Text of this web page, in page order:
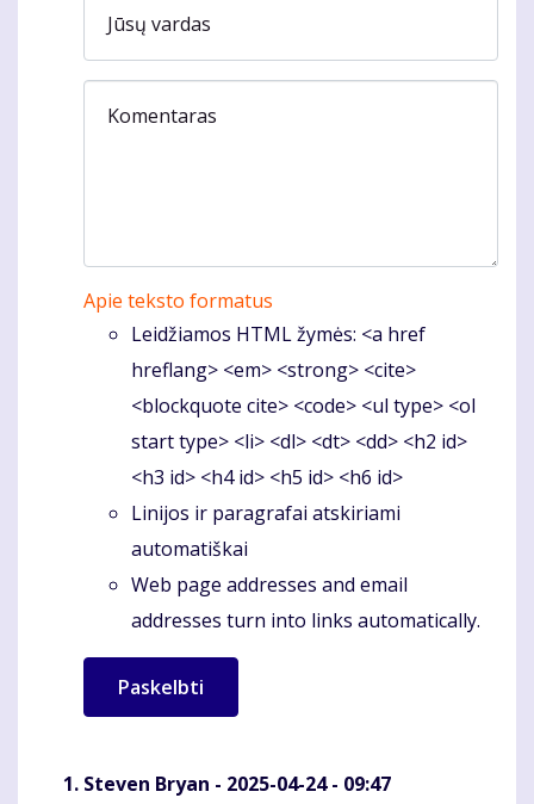
Jūsų vardas
Komentaras
Apie teksto formatus
Leidžiamos HTML žymės: <a href
hreflang> <em> <strong> <cite>
<blockquote cite> <code> <ul type> <ol
start type> <li> <dl> <dt> <dd> <h2 id>
<h3 id> <h4 id> <h5 id> <h6 id>
Linijos ir paragrafai atskiriami
automatiškai
Web page addresses and email
addresses turn into links automatically.
Steven Bryan - 2025-04-24 - 09:47